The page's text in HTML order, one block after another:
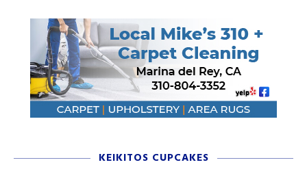
KEIKITOS CUPCAKES